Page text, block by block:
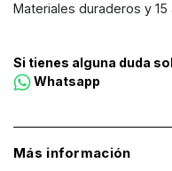
Materiales duraderos y 15
Si tienes alguna duda
Whatsapp
Más información